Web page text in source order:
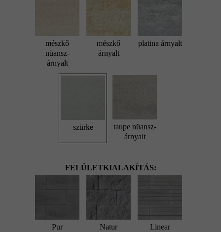
mészkő
nüansz-
árnyalt
mészkő
árnyalt
platina árnyalt
szürke
taupe nüansz-
árnyalt
FELÜLETKIALAKÍTÁS:
Pur Natur Linear